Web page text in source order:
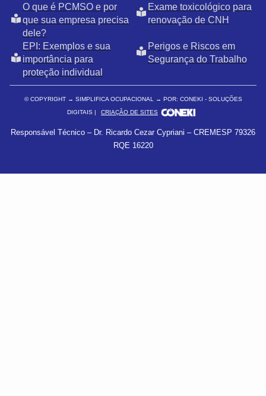
O que é PCMSO e por
que sua empresa precisa
dele?
Exame toxicológico para
renovação de CNH
EPI: Exemplos e sua
importância para
proteção individual
Perigos e Riscos em
Segurança do Trabalho
© COPYRIGHT → SIMPLIFICA OCUPACIONAL → POR: CONEKI - SOLUÇÕES
DIGITAIS |
CRIAÇÃO DE SITES
Responsável Técnico – Dr. Ricardo Cezar Cypriani – CREMESP 79326
RQE 16220